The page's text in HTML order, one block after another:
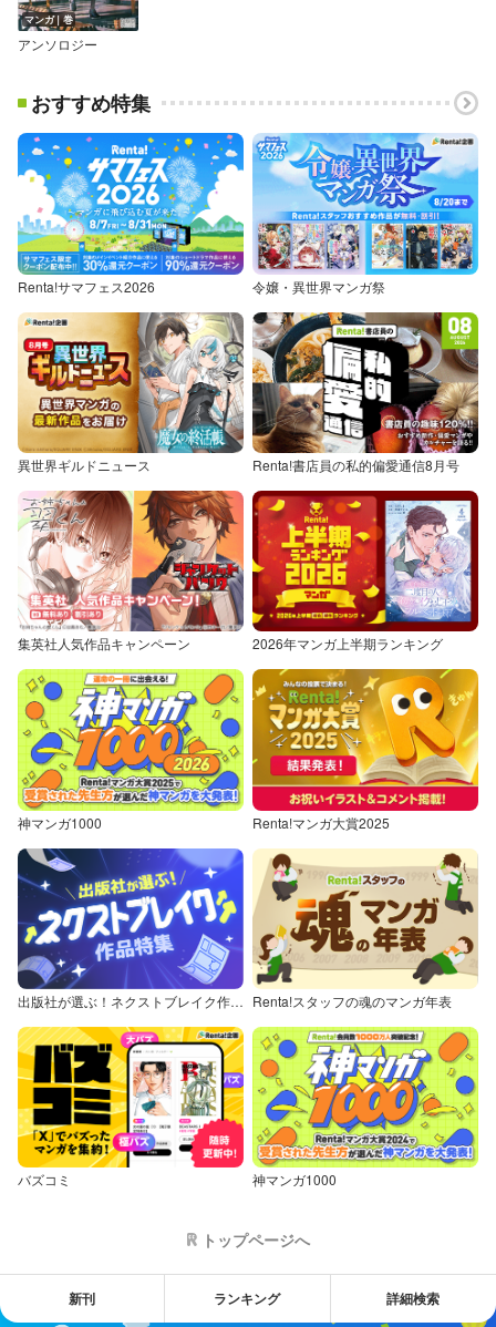
マンガ｜巻
アンソロジー
おすすめ特集
Renta!サマフェス2026 令嬢・異世界マンガ祭
異世界ギルドニュース Renta!書店員の私的偏愛通信8月号
集英社人気作品キャンペーン 2026年マンガ上半期ランキング
神マンガ1000 Renta!マンガ大賞2025
出版社が選ぶ！ネクストブレイク作品特集 Renta!スタッフの魂のマンガ年表
バズコミ 神マンガ1000
トップページへ
新刊 ランキング 詳細検索